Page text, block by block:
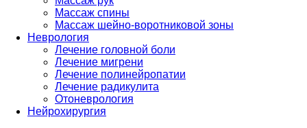
Массаж спины
Массаж шейно-воротниковой зоны
Неврология
Лечение головной боли
Лечение мигрени
Лечение полинейропатии
Лечение радикулита
Отоневрология
Нейрохирургия